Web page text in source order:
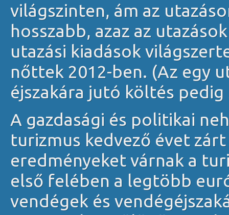
világszinten, ám az
hosszabb, azaz az
utazási kiadások
nőttek 2012-ben. (Az egy
éjszakára jutó költés
A gazdasági és politikai
turizmus kedvező évet
eredményeket várnak a
első felében a legtöbb
vendégek és